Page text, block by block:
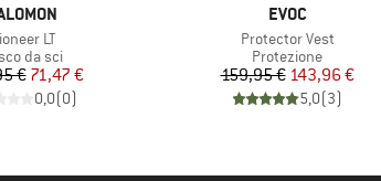
LT
di prodotti
da sci
Prezzo
€Prezzo ridotto
71,47 €
0,0(0)
MARCHIO
EVOC
Articolo
Protector Vest
Gruppo di prodotti
Protezione
Prezzo
159,95 €Prezzo ridotto
143,96 €
5,0(3)